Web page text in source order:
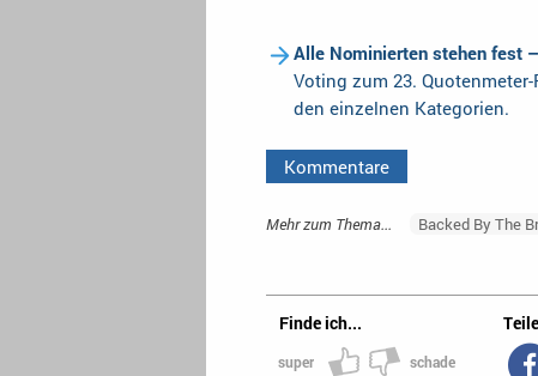
Alle Nominierten stehen fest
Voting zum 23.
den einzelnen Kategorien.
Kommentare
Mehr zum Thema... Backed By The
Finde ich...
super schade